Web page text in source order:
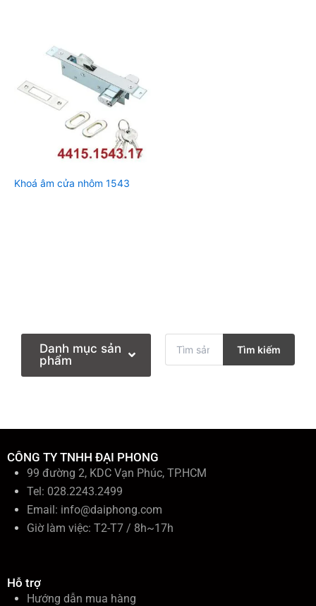
m
Tìm kiếm
Danh mục sản
phẩm
Khoá âm cửa nhôm 1543
CÔNG TY TNHH ĐẠI PHONG
99 đường 2, KDC Vạn Phúc, TP.HCM
Tel: 028.2243.2499
Email: info@daiphong.com
Giờ làm việc: T2-T7 / 8h~17h
Hỗ trợ
Hướng dẫn mua hàng